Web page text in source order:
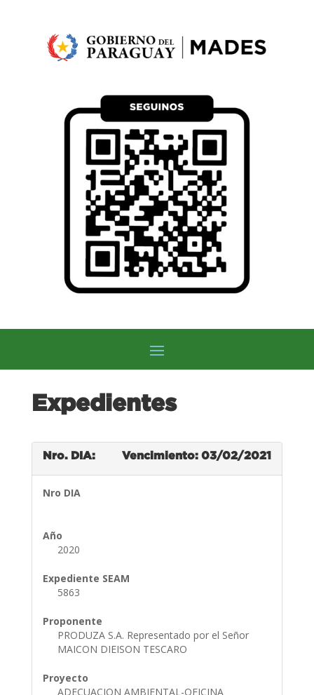
Expedientes
Nro. DIA: Vencimiento: 03/02/2021
Nro DIA
Año
2020
Expediente SEAM
5863
Proponente
PRODUZA S.A. Representado por el Señor
MAICON DIEISON TESCARO
Proyecto
ADECUACION AMBIENTAL-OFICINA